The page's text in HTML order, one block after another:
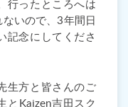
行ったところへは
いので、3年間日
記念にしてくださ
生方と皆さんのご
とKaizen吉田スク